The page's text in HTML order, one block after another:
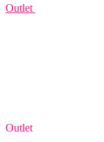
Outlet
Outlet